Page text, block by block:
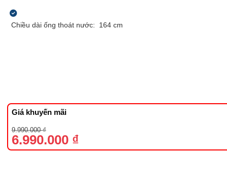
Chiều dài ống thoát nước: 164 cm
Giá khuyến mãi
9.990.000₫
Giá
gốc
là:
6.990.000 ₫
Giá
hiện
tại